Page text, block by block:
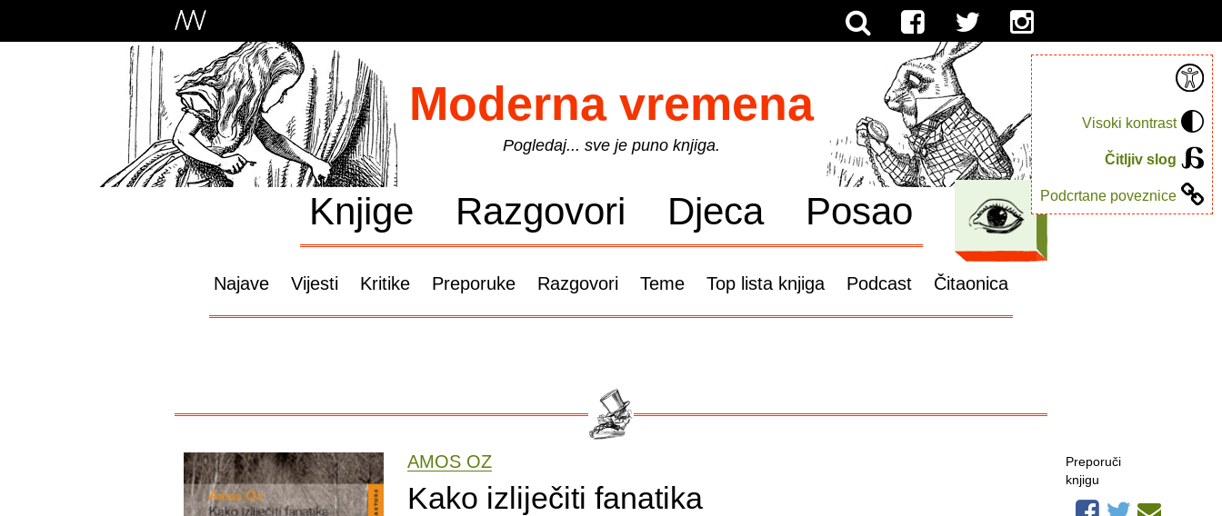
Visoki kontrast
Čitljiv slog
Podcrtane poveznice
Moderna vremena
Pogledaj... sve je puno knjiga.
Knjige Razgovori Djeca Posao
Najave Vijesti Kritike Preporuke Razgovori Teme Top lista knjiga Podcast Čitaonica
AMOS OZ
Kako izliječiti fanatika
Preporuči
knjigu